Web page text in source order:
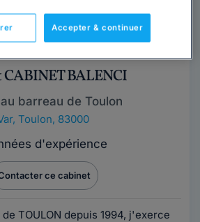
BALENCI
barreau de Toulon
, Toulon, 83000
d'expérience
ce cabinet
TOULON depuis 1994, j'exerce
Accepter & continuer